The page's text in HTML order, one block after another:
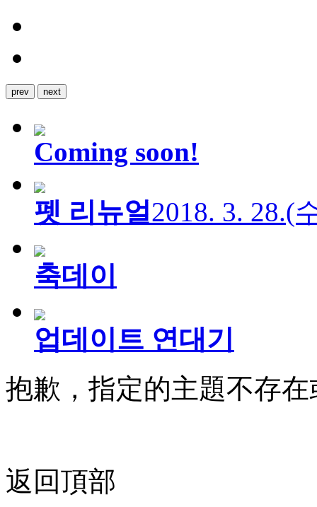
prev next
Coming soon!
펫 리뉴얼2018. 3. 28.(
축데이
업데이트 연대기
抱歉，指定的主題不存
返回頂部